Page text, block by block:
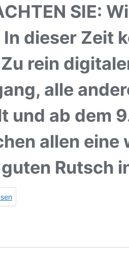
SIE:
In dieser Zeit
rein
alle
und ab dem
allen
Rutsch